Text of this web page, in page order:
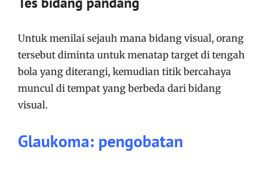
Untuk menilai sejauh mana bidang visual, orang
tersebut diminta untuk menatap target di tengah
bola yang diterangi, kemudian titik bercahaya
muncul di tempat yang berbeda dari bidang
visual.
Glaukoma: pengobatan